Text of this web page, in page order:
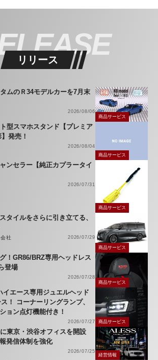
リリース
ムのＲ34モデルカーを7月末
2026/08/06
商品サービス
型スマホスタンド【プレミア
発売！
2026/08/04
商品サービス
ンセラー【純正カプラータイ
2026/07/31
商品サービス
タイルをさらに引き立てる、
社
2026/07/29
商品サービス
！GR86/BRZ専用ヘッドレス
登場
2026/07/28
商品サービス
イエース専用ジュエルヘッド
！ コーナーリングランプ、
ョン点灯機能付き！
2026/07/27 商品サービス
東京・渋谷オフィスを開設
発信体制を強化
2026/07/25
経営情報